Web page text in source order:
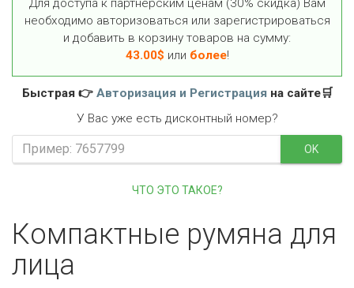
Компактные румяна для
лица
Для доступа к партнёрским ценам (30% скидка) Вам
необходимо авторизоваться или зарегистрироваться
и добавить в корзину товаров на сумму:
43.00$ или более!
Быстрая 👉 Авторизация и Регистрацияна сайте🛒
У Вас уже есть дисконтный номер?
OK
ЧТО ЭТО ТАКОЕ?